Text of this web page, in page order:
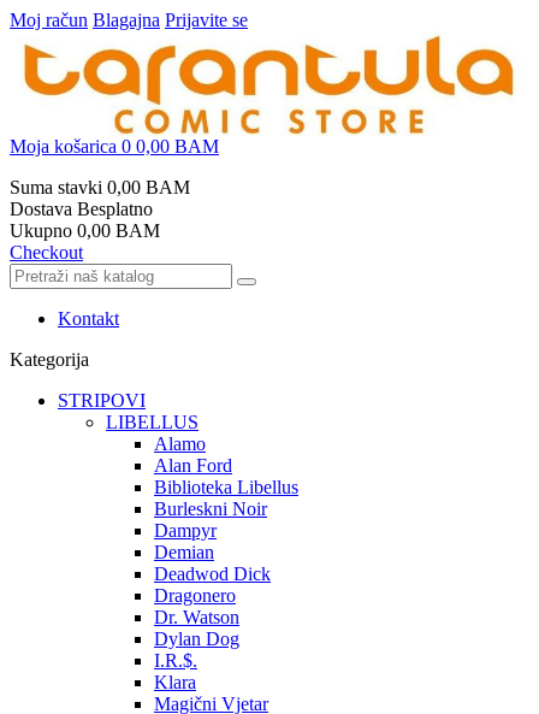
Moj račun Blagajna Prijavite se
Moja košarica 0 0,00 BAM
Suma stavki 0,00 BAM
Dostava Besplatno
Ukupno 0,00 BAM
Checkout
Kontakt
Kategorija
STRIPOVI
LIBELLUS
Alamo
Alan Ford
Biblioteka Libellus
Burleskni Noir
Dampyr
Demian
Deadwod Dick
Dragonero
Dr. Watson
Dylan Dog
I.R.$.
Klara
Magični Vjetar